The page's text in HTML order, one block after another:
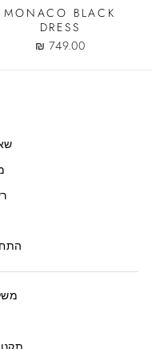
MONACO BLACK
DRESS
749.00 ₪